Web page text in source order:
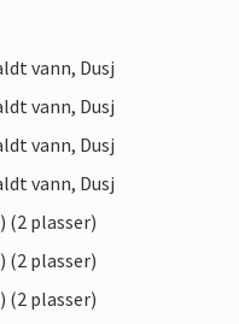
vann, Dusj
vann, Dusj
vann, Dusj
vann, Dusj
(2 plasser)
(2 plasser)
(2 plasser)